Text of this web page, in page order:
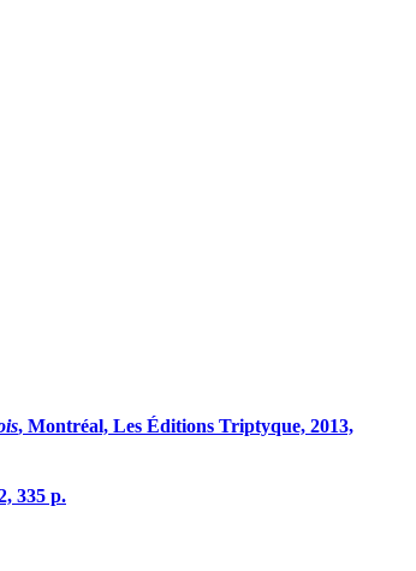
, Montréal, Les Éditions Triptyque, 2013,
335 p.